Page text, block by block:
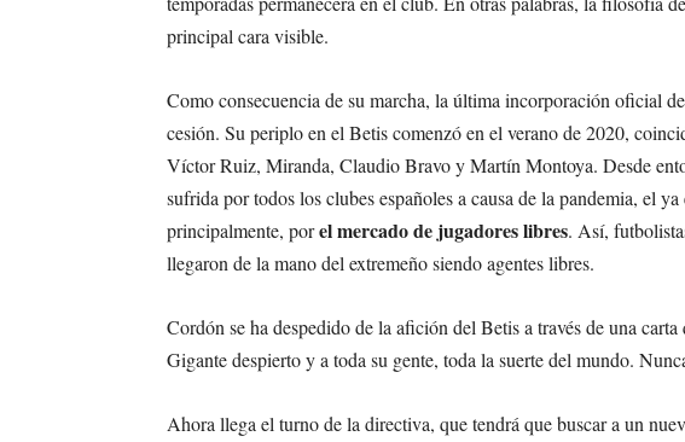
principal cara visible.
Como consecuencia de su marcha, la última incorporación oficial
cesión. Su periplo en el Betis comenzó en el verano de 2020,
Víctor Ruiz, Miranda, Claudio Bravo y Martín Montoya. Desde
sufrida por todos los clubes españoles a causa de la pandemia, el
principalmente, porel mercado de jugadores libres. Así,
llegaron de la mano del extremeño siendo agentes libres.
Cordón se ha despedido de la afición del Betis a través de una
Gigante despierto y a toda su gente, toda la suerte del mundo.
Ahora llega el turno de la directiva, que tendrá que buscar a un